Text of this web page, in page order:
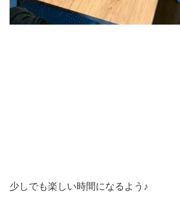
少しでも楽しい時間になるよう♪